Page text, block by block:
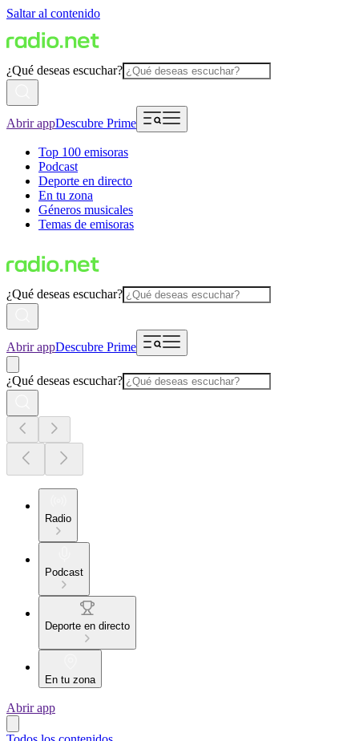
Saltar al contenido
¿Qué deseas escuchar?
Abrir appDescubre Prime
Top 100 emisoras
Podcast
Deporte en directo
En tu zona
Géneros musicales
Temas de emisoras
¿Qué deseas escuchar?
Abrir appDescubre Prime
¿Qué deseas escuchar?
Radio
Podcast
Deporte en directo
En tu zona
Abrir app